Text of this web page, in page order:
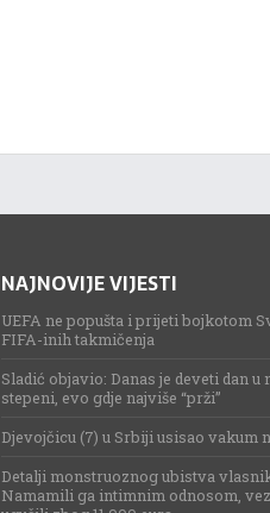
NAJNOVIJE VIJESTI
UEFA ne popušta i prijeti bojkotom
FIFA-inih takmičenja
Sladić objavio: Danas je deveti dan u
stepeni, evo gdje najviše “prži”
Djevojčicu (7) u Srbiji usisao vakum
Detalji monstruoznog ubistva
Namamili ga intimnim odnosom,